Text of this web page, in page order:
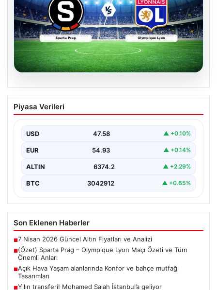
(Özet) Sparta Prag – Olympique Lyon
Maçı Özeti ve Tüm Önemli Anları
Piyasa Verileri
USD 47.58 ▲ +0.10%
EUR 54.93 ▲ +0.14%
ALTIN 6374.2 ▲ +2.29%
BTC 3042912 ▲ +0.65%
Son Eklenen Haberler
■7 Nisan 2026 Güncel Altın Fiyatları ve Analizi
■(Özet) Sparta Prag – Olympique Lyon Maçı Özeti ve Tüm
Önemli Anları
■Açık Hava Yaşam alanlarında Konfor ve bahçe mutfağı
Tasarımları
■Yılın transferi! Mohamed Salah İstanbul’a geliyor